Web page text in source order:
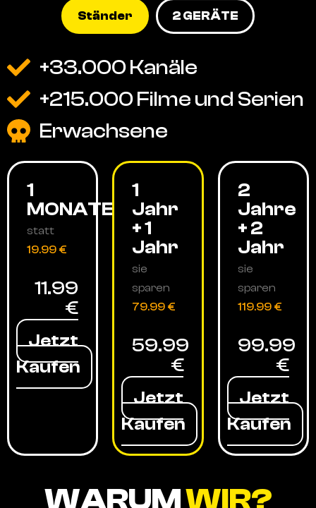
Ständer 2 GERÄTE
+33.000 Kanäle
+215.000 Filme und Serien
Erwachsene
1
MONATE
statt
19.99 €
11.99
€
Jetzt
Kaufen
1
Jahr
+ 1
Jahr
sie
sparen
79.99 €
59.99
€
Jetzt
Kaufen
2
Jahre
+ 2
Jahr
sie
sparen
119.99 €
99.99
€
Jetzt
Kaufen
WARUMWIR?